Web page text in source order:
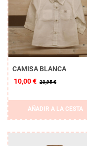
CAMISA BLANCA
10,00 € 20,95 €
AÑADIR A LA CESTA